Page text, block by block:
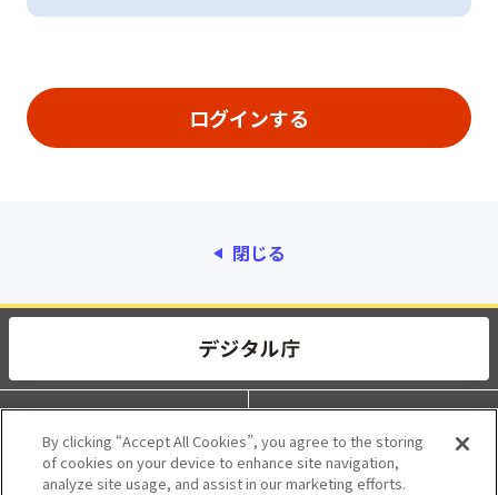
閉じる
動作環境 個人情報保護
利用規約 アクセシビリティ
By clicking “Accept All Cookies”, you agree to the storing
of cookies on your device to enhance site navigation,
analyze site usage, and assist in our marketing efforts.